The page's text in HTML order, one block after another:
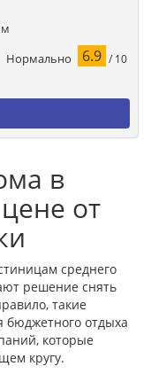
Нормально 6.9 / 10
в
от
среднего
решение снять
такие
отдыха
которые
кругу.